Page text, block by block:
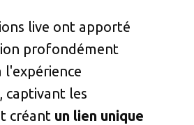
live ont apporté
profondément
l'expérience
captivant les
créant un lien unique